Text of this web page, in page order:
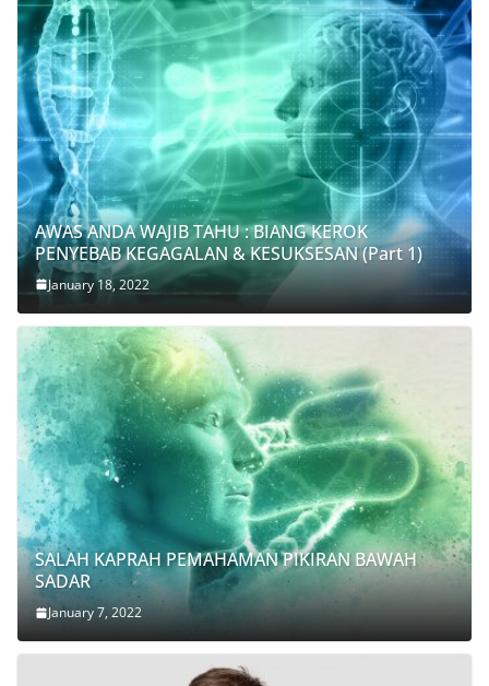
AWAS ANDA WAJIB TAHU : BIANG KEROK
PENYEBAB KEGAGALAN & KESUKSESAN (Part 1)
January 18, 2022
SALAH KAPRAH PEMAHAMAN PIKIRAN BAWAH
SADAR
January 7, 2022